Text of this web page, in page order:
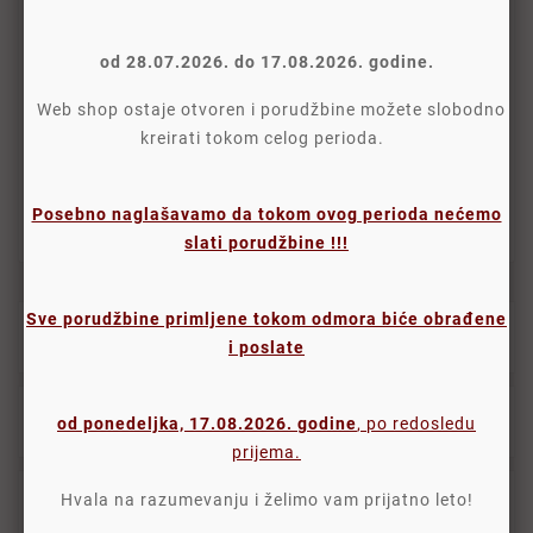
Politika Sigurnosti
Politika Isporuke
Politika Povraćaja
Opis
Detalji
Oznake
od 28.07.2026. do 17.08.2026. godine.
Web shop ostaje otvoren i porudžbine možete slobodno
kreirati tokom celog perioda.
Posebno naglašavamo da tokom ovog perioda nećemo
slati porudžbine !!!
Sve porudžbine primljene tokom odmora biće obrađene
i poslate
od ponedeljka, 17.08.2026. godine, po redosledu
prijema.
Hvala na razumevanju i želimo vam prijatno leto!